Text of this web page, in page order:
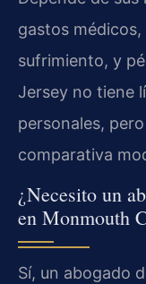
gastos
sufrimiento, y
Jersey no tiene
personales,
comparativa
¿Necesito un
en Monmouth
Sí, un abogado